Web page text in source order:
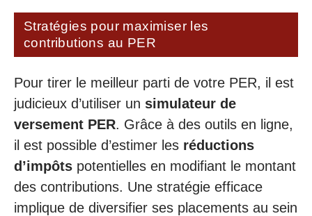
Stratégies pour maximiser les
contributions au PER
Pour tirer le meilleur parti de votre PER, il est
judicieux d’utiliser un simulateur de
versement PER. Grâce à des outils en ligne,
il est possible d’estimer les réductions
d’impôts potentielles en modifiant le montant
des contributions. Une stratégie efficace
implique de diversifier ses placements au sein